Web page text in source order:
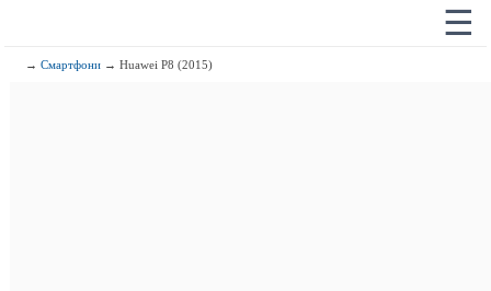
☰
→Смартфони → Huawei P8 (2015)